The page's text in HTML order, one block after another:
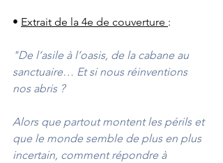
• Extrait de la 4e de couverture :
"De l’asile à l’oasis, de la cabane au
sanctuaire… Et si nous réinventions
nos abris ?
Alors que partout montent les périls et
que le monde semble de plus en plus
incertain, comment répondre à